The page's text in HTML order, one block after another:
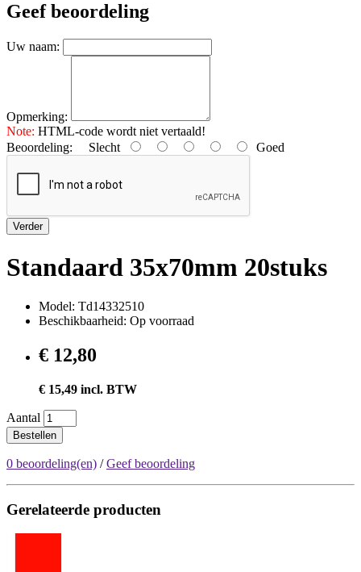
Geef beoordeling
Uw naam:
Opmerking:
Note: HTML-code wordt niet vertaald!
Beoordeling: Slecht Goed
Verder
Standaard 35x70mm 20stuks
Model: Td14332510
Beschikbaarheid: Op voorraad
€ 12,80
€ 15,49 incl. BTW
Aantal
Bestellen
0 beoordeling(en) /Geef beoordeling
Gerelateerde producten